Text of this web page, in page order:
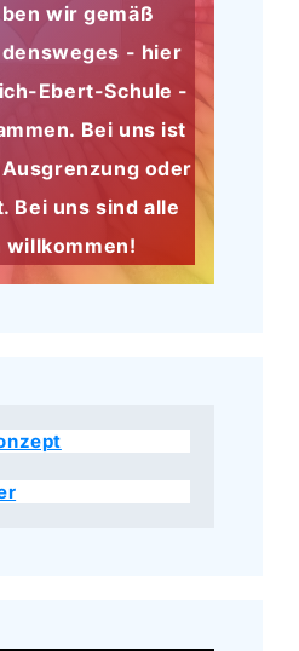
wir gemäß
- hier
Ebert-Schule -
Bei uns ist
oder
Bei uns sind alle
willkommen!